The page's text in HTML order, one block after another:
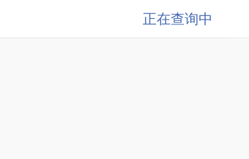
正在查询中